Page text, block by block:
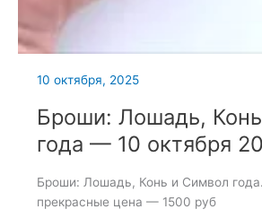
10 октября, 2025
Броши: Лошадь,
года — 10 октября
Броши: Лошадь, Конь и Символ
прекрасные цена — 1500 руб